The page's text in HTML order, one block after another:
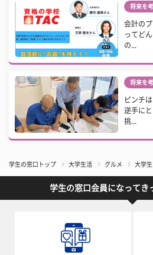
将来を
会計の
ってど
の...
将来を
ピンチ
逆手に
挑...
学生の窓口トップ 大学生活 グルメ 大学
学生の窓口会員になってき